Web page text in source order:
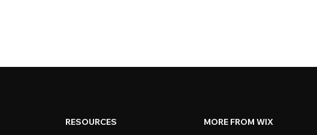
RESOURCES MORE FROM WIX